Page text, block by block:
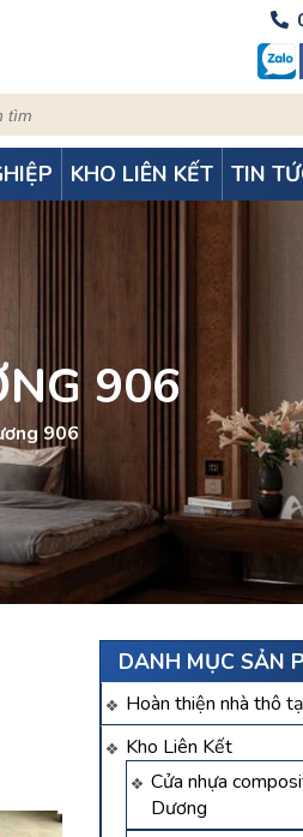
KHO LIÊN KẾT TIN
906
906
DANH MỤC SẢN
Hoàn thiện nhà thô
Kho Liên Kết
Cửa nhựa
Dương